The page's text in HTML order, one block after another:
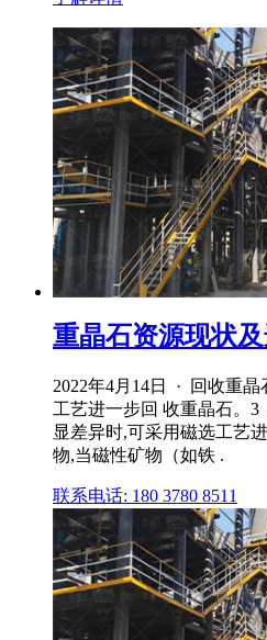
重晶石资源现状
2022年4月14日 · 回收重
工艺进一步回 收重晶石。3
显差异时,可采用磁选工艺
物,当磁性矿物（如铁 .
联系电话: 180 3780 8511